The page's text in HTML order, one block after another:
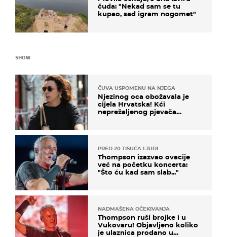
čuda: "Nekad sam se tu
kupao, sad igram nogomet"
SHOW
ČUVA USPOMENU NA NJEGA
Njezinog oca obožavala je
cijela Hrvatska! Kći
neprežaljenog pjevača
PRED 20 TISUĆA LJUDI
Thompson izazvao ovacije
već na početku koncerta:
"Što ću kad sam slab..."
NADMAŠENA OČEKIVANJA
Thompson ruši brojke i u
Vukovaru! Objavljeno koliko
je ulaznica prodano u